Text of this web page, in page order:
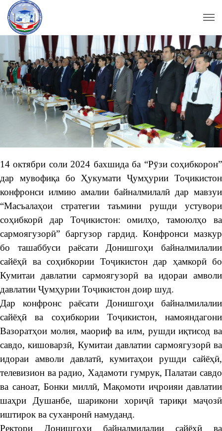
14 октябри соли 2024 бахшида ба “Рӯзи соҳибкорон”
дар мувофиқа бо Ҳукумати Ҷумҳурии Тоҷикистон
конфронси илмию амалии байналмилалӣ дар мавзуи
“Масъалаҳои стратегии таъмини рушди устувори
соҳибкорӣ дар Тоҷикистон: омилҳо, тамоюлҳо ва
сармоягузорӣ” баргузор гардид. Конфронси мазкур
бо ташаббуси раёсати Донишгоҳи байналмилалии
сайёҳӣ ва соҳибкории Тоҷикистон дар ҳамкорӣ бо
Кумитаи давлатии сармоягузорӣ ва идораи амволи
давлатии Ҷумҳурии Тоҷикистон доир шуд.
Дар конфронс раёсати Донишгоҳи байналмилалии
сайёҳӣ ва соҳибкории Тоҷикистон, намояндагони
Вазоратҳои молия, маориф ва илм, рушди иқтисод ва
савдо, кишоварзӣ, Кумитаи давлатии сармоягузорӣ ва
идораи амволи давлатӣ, кумитаҳои рушди сайёҳӣ,
телевизион ва радио, Хадамоти гумрук, Палатаи савдо
ва саноат, Бонки миллӣ, Мақомоти иҷроияи давлатии
шаҳри Душанбе, шарикони хориҷӣ тариқи маҷозӣ
иштирок ва суханронӣ намуданд.
Ректори Донишгоҳи байналмилалии сайёҳӣ ва